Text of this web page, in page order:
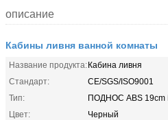
описание
Кабины ливня ванной комнаты
Название продукта:Кабина ливня
Стандарт:
CE/SGS/ISO9001
Тип:
ПОДНОС ABS 19cm
Цвет:
Черный